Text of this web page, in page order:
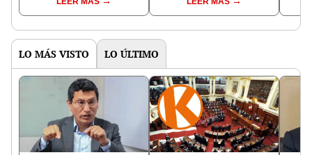
aceptar los resultados
electorales"
y trabajadores?
LO MÁS VISTO LO ÚLTIMO